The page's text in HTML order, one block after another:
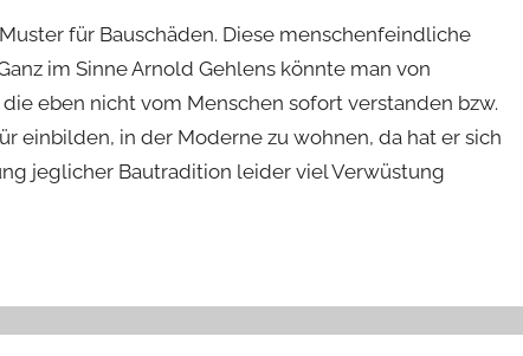
für Bauschäden. Diese menschenfeindliche
im Sinne Arnold Gehlens könnte man von
eben nicht vom Menschen sofort verstanden bzw.
einbilden, in der Moderne zu wohnen, da hat er sich
jeglicher Bautradition leider viel Verwüstung